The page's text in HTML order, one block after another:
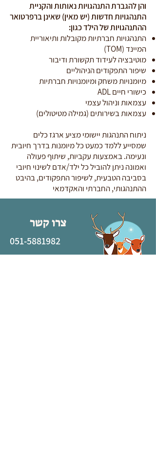
והן להגברת התנהגויות נאותות והקניית
התנהגויות חדשות (יש מאין) שאינן ברפרטואר
ההתנהגויות של הילד כגון:
התנהגויות חברתיות מקובלות ותיאוריית
המיינד (TOM)
מוטיבציה לעידוד תקשורת ודיבור
שיפור התפקודים הניהוליים
מיומנויות משחק ומיומנויות חברתיות
כישורי חיים ADL
עצמאות וניהול עצמי
עצמאות בשירותים (גמילה מטיטולים)
ניתוח התנהגות יישומי מציע ארגז כלים
שמסייע ללמד כמעט כל מיומנות בדרך חיובית
ונעימה. באמצעות עקביות, שיתוף פעולה
ואמונה ניתן להוביל כל ילד/אדם לשינוי חיובי
בסביבה הטבעית, לשיפור התפקודים, בהיבט
ההתנהגותי, החברתי והאקדמאי
צרו קשר
051-5881982